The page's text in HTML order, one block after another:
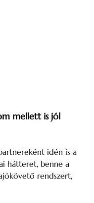
mellett is jól
idén is a
hátteret, benne a
rendszert,